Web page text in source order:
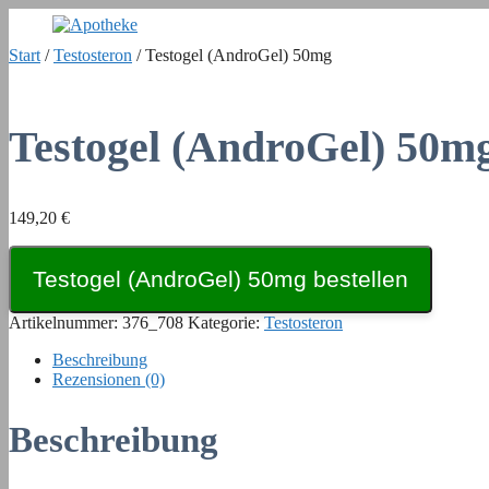
springen
Start /Testosteron / Testogel (AndroGel) 50mg
Testogel (AndroGel)
149,20 €
Testogel (AndroGel) 50mg bestellen
Artikelnummer: 376_708 Kategorie: Testosteron
Beschreibung
Rezensionen (0)
Beschreibung